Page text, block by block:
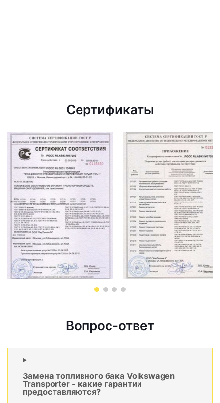
Сертификаты
Вопрос-ответ
Замена топливного бака Volkswagen
Transporter - какие гарантии
предоставляются?